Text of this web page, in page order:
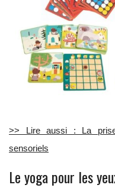
>> Lire aussi : La
sensoriels
Le yoga pour les